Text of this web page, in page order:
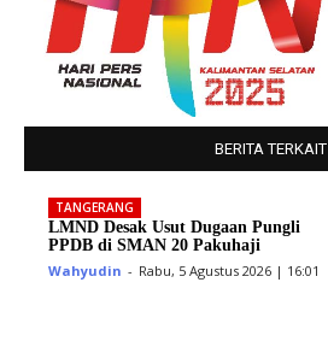
BERITA TERKAIT
TANGERANG
LMND Desak Usut Dugaan Pungli
PPDB di SMAN 20 Pakuhaji
Wahyudin - Rabu, 5 Agustus 2026 | 16:01